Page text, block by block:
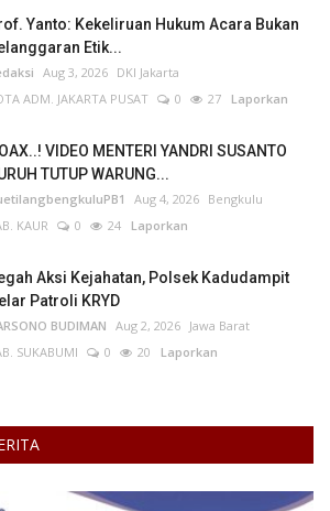
Yanto: Kekeliruan Hukum Acara Bukan
Etik...
Aug 3, 2026 DKI Jakarta
ADM. JAKARTA PUSAT
0 27 Laporkan
VIDEO MENTERI YANDRI SUSANTO
TUTUP WARUNG...
Aug 4, 2026 Bengkulu
KAUR
0 24 Laporkan
Aksi Kejahatan, Polsek Kadudampit
Patroli KRYD
BUDIMAN Aug 2, 2026 Jawa Barat
SUKABUMI
0 20 Laporkan